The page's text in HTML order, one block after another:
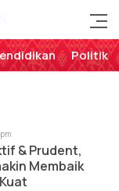
Politik
& Prudent,
Membaik